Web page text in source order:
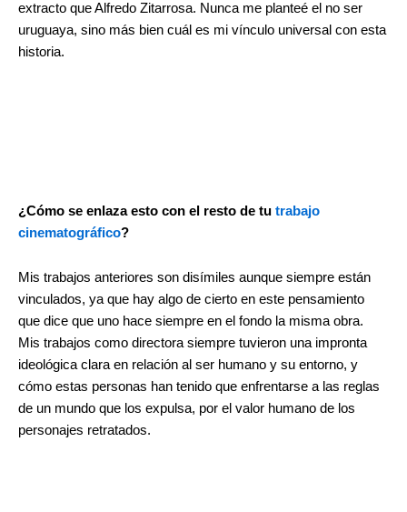
extracto que Alfredo Zitarrosa. Nunca me planteé el no ser
uruguaya, sino más bien cuál es mi vínculo universal con esta
historia.
¿Cómo se enlaza esto con el resto de tu trabajo
cinematográfico?
Mis trabajos anteriores son disímiles aunque siempre están
vinculados, ya que hay algo de cierto en este pensamiento
que dice que uno hace siempre en el fondo la misma obra.
Mis trabajos como directora siempre tuvieron una impronta
ideológica clara en relación al ser humano y su entorno, y
cómo estas personas han tenido que enfrentarse a las reglas
de un mundo que los expulsa, por el valor humano de los
personajes retratados.